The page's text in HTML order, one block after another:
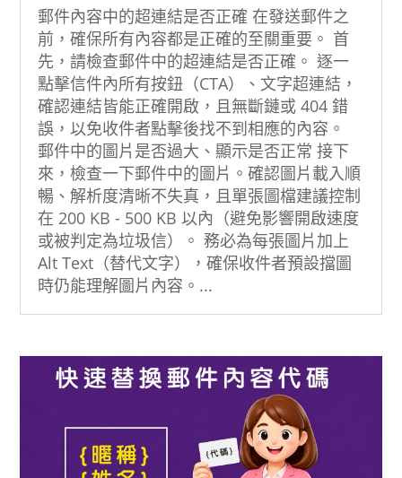
郵件內容中的超連結是否正確 在發送郵件之
前，確保所有內容都是正確的至關重要。 首
先，請檢查郵件中的超連結是否正確。 逐一
點擊信件內所有按鈕（CTA）、文字超連結，
確認連結皆能正確開啟，且無斷鏈或 404 錯
誤，以免收件者點擊後找不到相應的內容。
郵件中的圖片是否過大、顯示是否正常 接下
來，檢查一下郵件中的圖片。確認圖片載入順
暢、解析度清晰不失真，且單張圖檔建議控制
在 200 KB - 500 KB 以內（避免影響開啟速度
或被判定為垃圾信）。 務必為每張圖片加上
Alt Text（替代文字），確保收件者預設擋圖
時仍能理解圖片內容。...